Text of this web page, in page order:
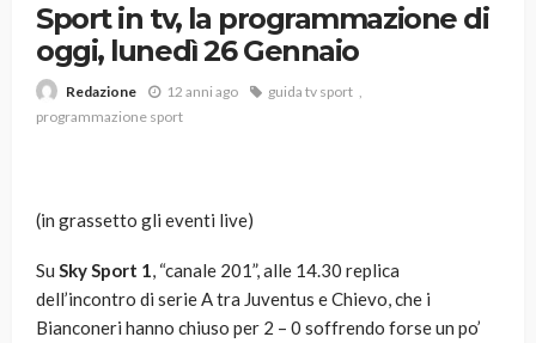
Sport in tv, la programmazione di
oggi, lunedì 26 Gennaio
Redazione 12 anni ago
guida tv sport
programmazione sport
(in grassetto gli eventi live)
Su Sky Sport 1, “canale 201”, alle 14.30 replica
dell’incontro di serie A tra Juventus e Chievo, che i
Bianconeri hanno chiuso per 2 – 0 soffrendo forse un po’